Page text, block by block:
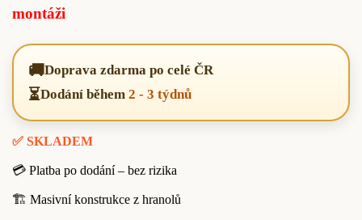
montáži
🚚Doprava zdarma po celé ČR
⏳Dodání během 2 - 3 týdnů
✅ SKLADEM
💳 Platba po dodání – bez rizika
🏗️ Masivní konstrukce z hranolů